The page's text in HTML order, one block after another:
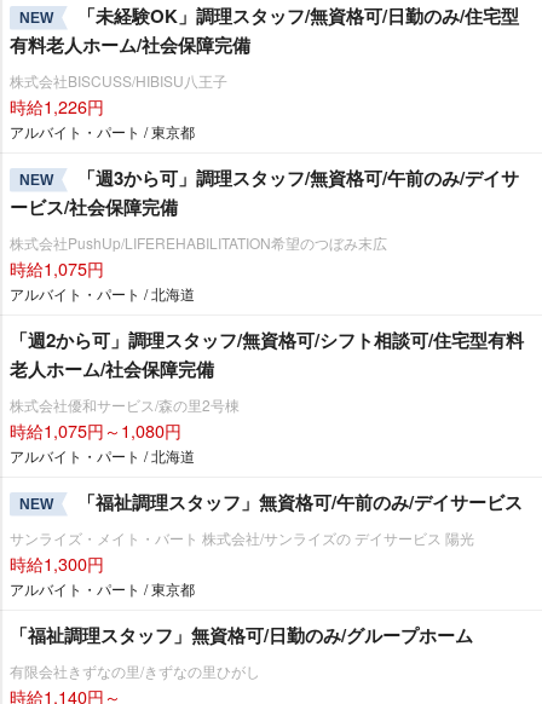
NEW
「未経験OK」調理スタッフ/無資格可/日勤のみ/住宅型
有料老人ホーム/社会保障完備
株式会社BISCUSS/HIBISU八王子
時給1,226円
アルバイト・パート / 東京都
NEW
「週3から可」調理スタッフ/無資格可/午前のみ/デイサ
ービス/社会保障完備
株式会社PushUp/LIFEREHABILITATION希望のつぼみ末広
時給1,075円
アルバイト・パート / 北海道
「週2から可」調理スタッフ/無資格可/シフト相談可/住宅型有料
老人ホーム/社会保障完備
株式会社優和サービス/森の里2号棟
時給1,075円～1,080円
アルバイト・パート / 北海道
NEW 「福祉調理スタッフ」無資格可/午前のみ/デイサービス
サンライズ・メイト・バート 株式会社/サンライズの デイサービス 陽光
時給1,300円
アルバイト・パート / 東京都
「福祉調理スタッフ」無資格可/日勤のみ/グループホーム
有限会社きずなの里/きずなの里ひがし
時給1,140円～